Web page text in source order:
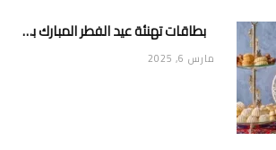
بطاقات تهنئة عيد الفطر المبارك بالاسم 2025
مارس 6, 2025